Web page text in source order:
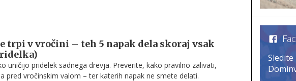
trpi v vročini – teh 5 napak dela skoraj vsak
uničijo pridelek sadnega drevja. Preverite, kako pravilno zalivati,
pred vročinskim valom – ter katerih napak ne smete delati.